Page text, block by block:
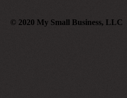
© 2020 My Small Business, LLC